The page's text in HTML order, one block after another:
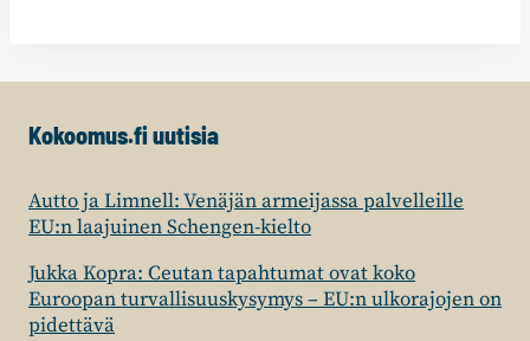
Kokoomus.fi uutisia
Autto ja Limnell: Venäjän armeijassa palvelleille
EU:n laajuinen Schengen-kielto
Jukka Kopra: Ceutan tapahtumat ovat koko
Euroopan turvallisuuskysymys – EU:n ulkorajojen on
pidettävä